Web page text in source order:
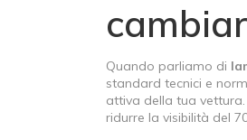
Quando parliamo di
standard tecnici e
attiva della tua vettura.
ridurre la visibilità del